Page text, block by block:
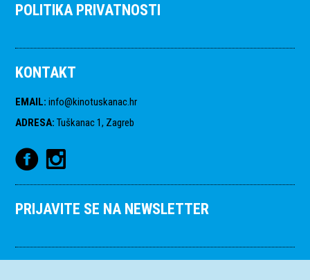
POLITIKA PRIVATNOSTI
KONTAKT
EMAIL: info@kinotuskanac.hr
ADRESA: Tuškanac 1, Zagreb
PRIJAVITE SE NA NEWSLETTER